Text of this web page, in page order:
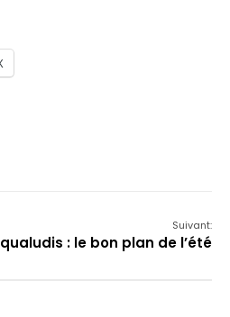
Suivant:
: le bon plan de l’été